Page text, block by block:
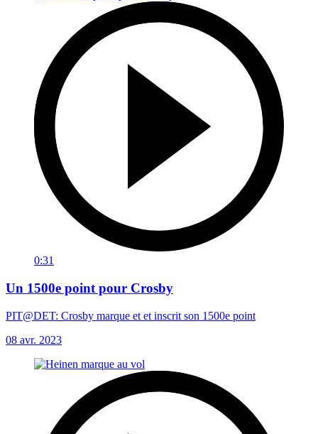
0:31
Un 1500e point pour Crosby
PIT@DET: Crosby marque et et inscrit son 1500e point
08 avr. 2023